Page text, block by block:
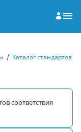
/ Каталог стандартов
соответствия